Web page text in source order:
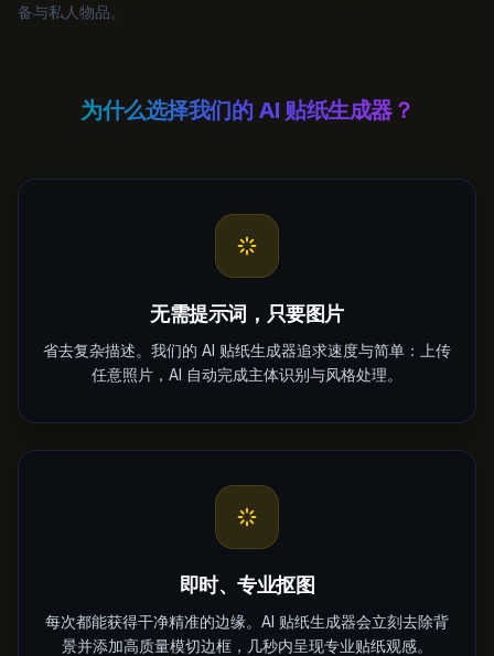
备与私人物品。
为什么选择我们的 AI 贴纸生成器？
无需提示词，只要图片
省去复杂描述。我们的 AI 贴纸生成器追求速度与简单：上传
任意照片，AI 自动完成主体识别与风格处理。
即时、专业抠图
每次都能获得干净精准的边缘。AI 贴纸生成器会立刻去除背
景并添加高质量模切边框，几秒内呈现专业贴纸观感。